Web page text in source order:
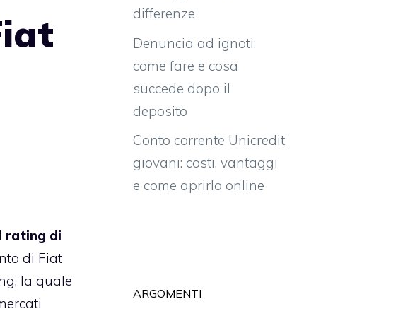
rating di
di Fiat
la quale
differenze
Denuncia ad ignoti:
come fare e cosa
succede dopo il
deposito
Conto corrente Unicredit
giovani: costi, vantaggi
e come aprirlo online
ARGOMENTI